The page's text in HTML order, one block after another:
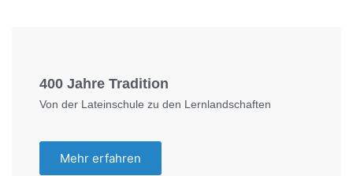
400 Jahre Tradition
Von der Lateinschule zu den Lernlandschaften
Mehr erfahren